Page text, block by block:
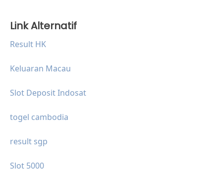
Link Alternatif
Result HK
Keluaran Macau
Slot Deposit Indosat
togel cambodia
result sgp
Slot 5000